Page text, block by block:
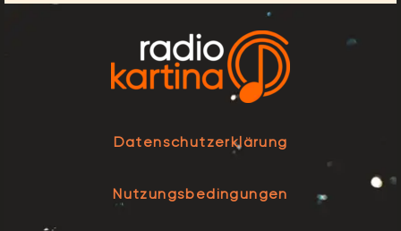
Datenschutzerklärung
Nutzungsbedingungen